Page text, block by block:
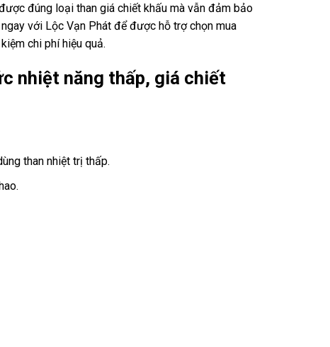
đúng loại than giá chiết khấu mà vẫn đảm bảo
với Lộc Vạn Phát để được hỗ trợ chọn mua
chi phí hiệu quả.
nhiệt năng thấp, giá chiết
than nhiệt trị thấp.